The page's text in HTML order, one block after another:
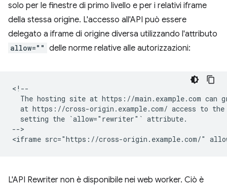
solo per le finestre di primo livello e per i relativi iframe
della stessa origine. L'accesso all'API può essere
delegato a iframe di origine diversa utilizzando l'attributo
allow="" delle norme relative alle autorizzazioni:
<!--
The hosting site at https://main.example.com can
at https://cross-origin.example.com/ access to
  setting the `allow="rewriter"` attribute.
-->
L'API Rewriter non è disponibile nei web worker. Ciò è